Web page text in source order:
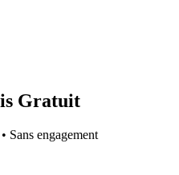
Gratuit
Sans engagement